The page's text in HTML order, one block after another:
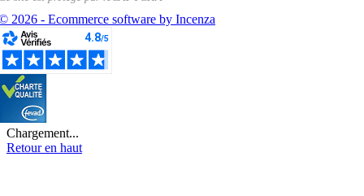
2026 - Ecommerce software by Incenza
Chargement...
Retour en haut